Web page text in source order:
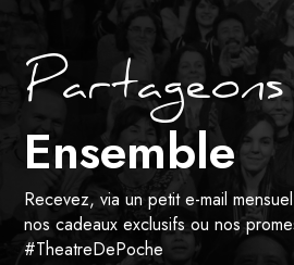
Partageons
Ensemble
Recevez, via un petit e-mail
nos cadeaux exclusifs ou nos
#TheatreDePoche